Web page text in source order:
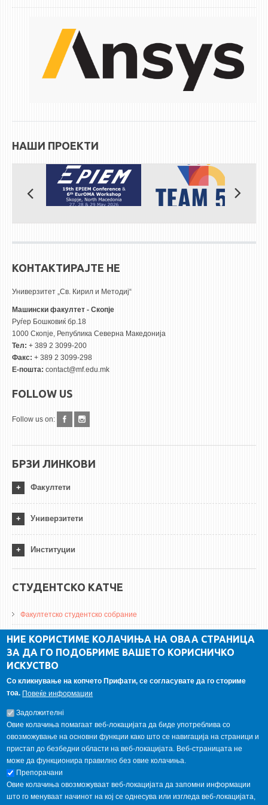
ОГЛАСНА ТАБЛА
СООПШТЕНИЈА
СТИПЕНДИИ
ПРАКСИ
НАШИ ПРОЕКТИ
КОНТАКТИРАЈТЕ НЕ
Универзитет „Св. Кирил и Методиј“
Машински факултет - Скопје
Руѓер Бошковиќ бр.18
1000 Скопје, Република Северна Македонија
Тел: + 389 2 3099-200
Факс: + 389 2 3099-298
Е-пошта: contact@mf.edu.mk
FOLLOW US
Follow us on:
БРЗИ ЛИНКОВИ
Факултети
Универзитети
Институции
СТУДЕНТСКО КАТЧЕ
Факултетско студентско собрание
ДА Винчи магазин
Алумни асоцијација
ГАЛЕРИЈА
НИЕ КОРИСТИМЕ КОЛАЧИЊА НА ОВАА СТРАНИЦА
ЗА ДА ГО ПОДОБРИМЕ ВАШЕТО КОРИСНИЧКО
ИСКУСТВО
Со кликнување на копчето Прифати, се согласувате да го сториме
тоа. Повеќе информации
Задолжителнi
Овие колачиња помагаат веб-локацијата да биде употреблива со
овозможување на основни функции како што се навигација на страници и
пристап до безбедни области на веб-локацијата. Веб-страницата не
може да функционира правилно без овие колачиња.
Препорачани
Овие колачиња овозможуваат веб-локацијата да запомни информации
што го менуваат начинот на кој се однесува или изгледа веб-локацијата,